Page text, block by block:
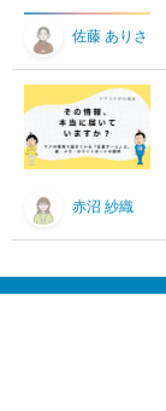
佐藤 ありさ
赤沼 紗織